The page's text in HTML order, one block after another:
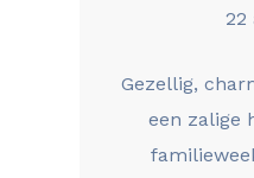
22
Gezellig,
een zalige